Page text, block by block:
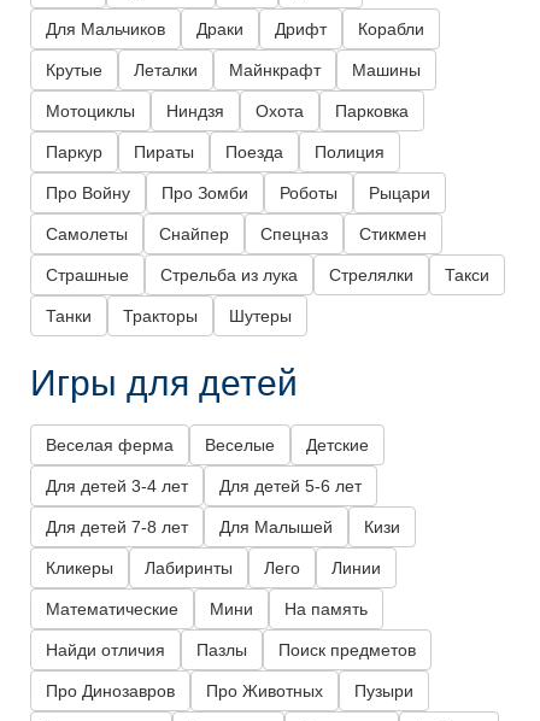
Для Мальчиков Драки Дрифт Корабли
Крутые Леталки Майнкрафт Машины
Мотоциклы Ниндзя Охота Парковка
Паркур Пираты Поезда Полиция
Про Войну Про Зомби Роботы Рыцари
Самолеты Снайпер Спецназ Стикмен
Страшные Стрельба из лука Стрелялки Такси
Танки Тракторы Шутеры
Игры для детей
Веселая ферма Веселые Детские
Для детей 3-4 лет Для детей 5-6 лет
Для детей 7-8 лет Для Малышей Кизи
Кликеры Лабиринты Лего Линии
Математические Мини На память
Найди отличия Пазлы Поиск предметов
Про Динозавров Про Животных Пузыри